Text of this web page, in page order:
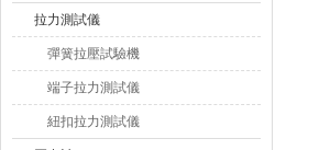
拉力測試儀
彈簧拉壓試驗機
端子拉力測試儀
紐扣拉力測試儀